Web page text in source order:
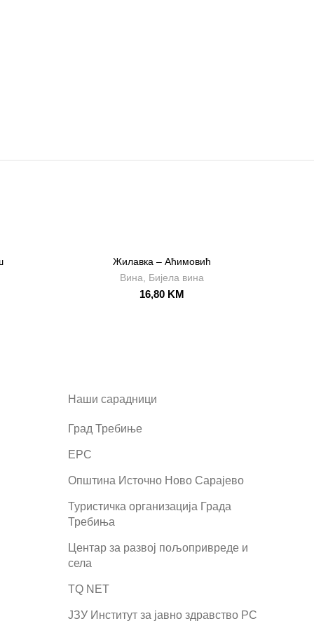
Жилавка – Аћимовић
Вина
Бијела вина
16,80 KM
Наши сарадници
Град Требиње
ЕРС
Општина Источно Ново Сарајево
Туристичка организација Града
Требиња
Центар за развој пољопривреде и
села
TQ NET
ЈЗУ Институт за јавно здравство РС